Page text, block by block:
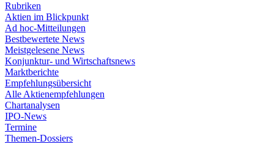
Rubriken
Aktien im Blickpunkt
Ad hoc-Mitteilungen
Bestbewertete News
Meistgelesene News
Konjunktur- und Wirtschaftsnews
Marktberichte
Empfehlungsübersicht
Alle Aktienempfehlungen
Chartanalysen
IPO-News
Termine
Themen-Dossiers